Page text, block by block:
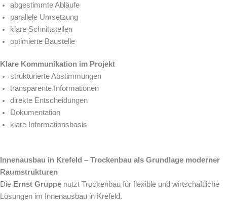
abgestimmte Abläufe
parallele Umsetzung
klare Schnittstellen
optimierte Baustelle
Klare Kommunikation im Projekt
strukturierte Abstimmungen
transparente Informationen
direkte Entscheidungen
Dokumentation
klare Informationsbasis
Innenausbau in Krefeld – Trockenbau als Grundlage moderner
Raumstrukturen
Die Ernst Gruppe nutzt Trockenbau für flexible und wirtschaftliche
Lösungen im Innenausbau in Krefeld.